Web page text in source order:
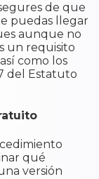
de que
puedas llegar
aunque no
un requisito
como los
del Estatuto
qué
versión